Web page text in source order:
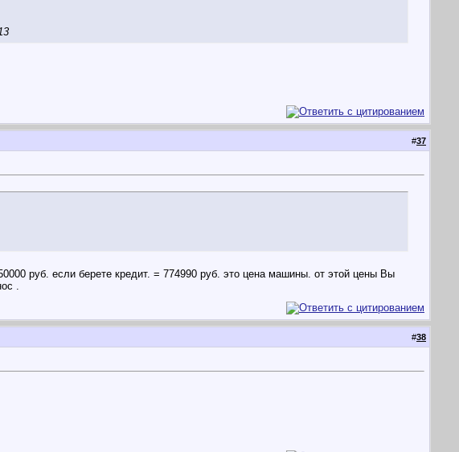
#37
руб. если берете кредит. = 774990 руб. это цена машины. от этой цены Вы
.
#38